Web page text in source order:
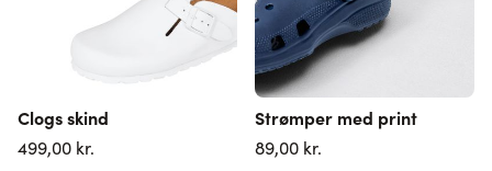
Clogs skind
499,00 kr.
Strømper med print
89,00 kr.